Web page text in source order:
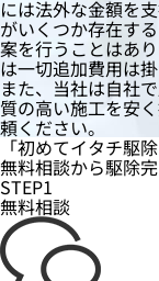
には法外な金額を
がいくつか存在す
案を行うことはあ
は一切追加費用は
また、当社は自社
質の高い施工を安
頼ください。
「初めてイタチ駆
無料相談から駆除
STEP1
無料相談